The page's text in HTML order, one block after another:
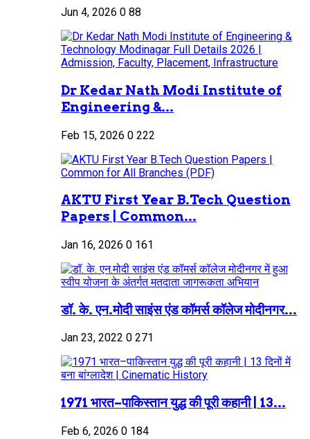
Jun 4, 2026 0 88
Dr Kedar Nath Modi Institute of
Engineering &...
Feb 15, 2026 0 222
AKTU First Year B.Tech Question
Papers | Common...
Jan 16, 2026 0 161
डॉ. के. एन.मोदी साइंस एंड कॉमर्स कॉलेज मोदीनगर...
Jan 23, 2022 0 271
1971 भारत–पाकिस्तान युद्ध की पूरी कहानी | 13...
Feb 6, 2026 0 184